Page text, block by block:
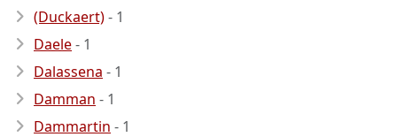
(Duckaert)- 1
Daele- 1
Dalassena - 1
Damman - 1
Dammartin - 1